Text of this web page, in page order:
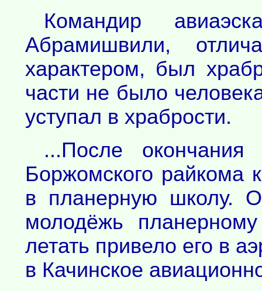
Командир
Абрамишвили,
характером, был
части не было
уступал в храбрости.
...После окончания
Боржомского райкома
в планерную школу.
молодёжь
летать привело его в
в Качинское